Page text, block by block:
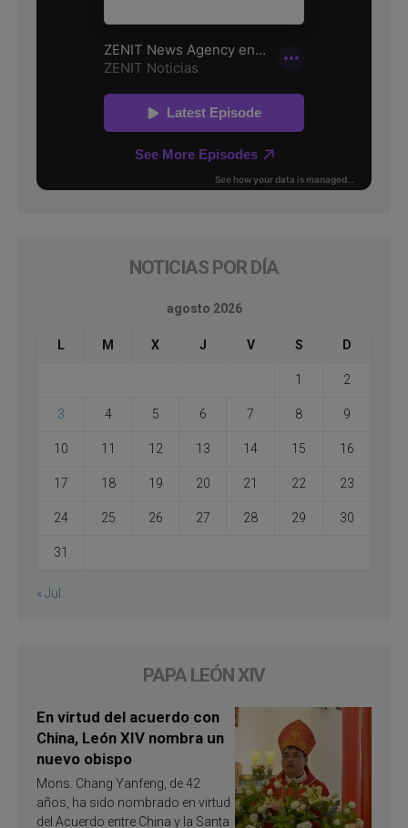
NOTICIAS POR DÍA
agosto 2026
L M X J V S D
1 2
3 4 5 6 7 8 9
10 11 12 13 14 15 16
17 18 19 20 21 22 23
24 25 26 27 28 29 30
31
« Jul
PAPA LEÓN XIV
En virtud del acuerdo con
China, León XIV nombra un
nuevo obispo
Mons. Chang Yanfeng, de 42
años, ha sido nombrado en virtud
del Acuerdo entre China y la Santa